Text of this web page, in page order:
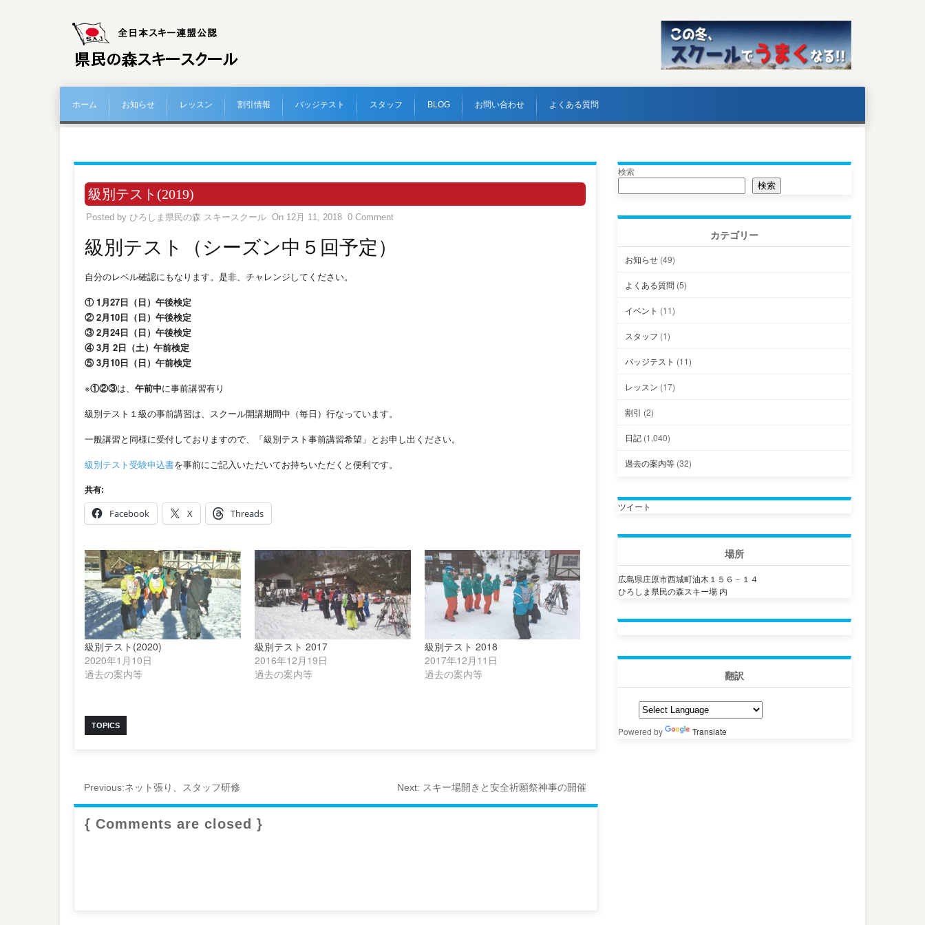
ホーム お知らせ レッスン 割引情報 バッジテスト スタッフ BLOG お問い合わせ よくある質問
級別テスト(2019)
Posted by ひろしま県民の森 スキースクール On 12月 11, 2018 0 Comment
級別テスト（シーズン中５回予定）
自分のレベル確認にもなります。是非、チャレンジしてください。
① 1月27日（日）午後検定
② 2月10日（日）午後検定
③ 2月24日（日）午後検定
④ 3月 2日（土）午前検定
⑤ 3月10日（日）午前検定
※①②③は、 午前中に事前講習有り
級別テスト１級の事前講習は、スクール開講期間中（毎日）行なっています。
一般講習と同様に受付しておりますので、「級別テスト事前講習希望」とお申し出ください。
級別テスト受験申込書を事前にご記入いただいてお持ちいただくと便利です。
共有:
Facebook X Threads
級別テスト(2020)
2020年1月10日
過去の案内等
級別テスト 2017
2016年12月19日
過去の案内等
級別テスト 2018
2017年12月11日
過去の案内等
TOPICS
Previous:ネット張り、スタッフ研修 Next: スキー場開きと安全祈願祭神事の開催
{ Comments are closed }
検索
検索
カテゴリー
お知らせ (49)
よくある質問 (5)
イベント (11)
スタッフ (1)
バッジテスト (11)
レッスン (17)
割引 (2)
日記 (1,040)
過去の案内等 (32)
ツイート
場所
広島県庄原市西城町油木１５６－１４
ひろしま県民の森スキー場 内
翻訳
Powered by Translate